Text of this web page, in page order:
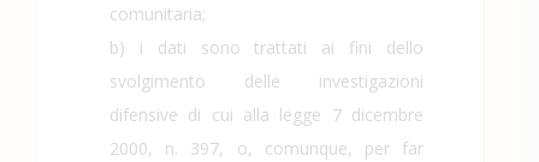
comunitaria;
b) i dati sono trattati ai fini dello
svolgimento delle investigazioni
difensive di cui alla legge 7 dicembre
2000, n. 397, o, comunque, per far